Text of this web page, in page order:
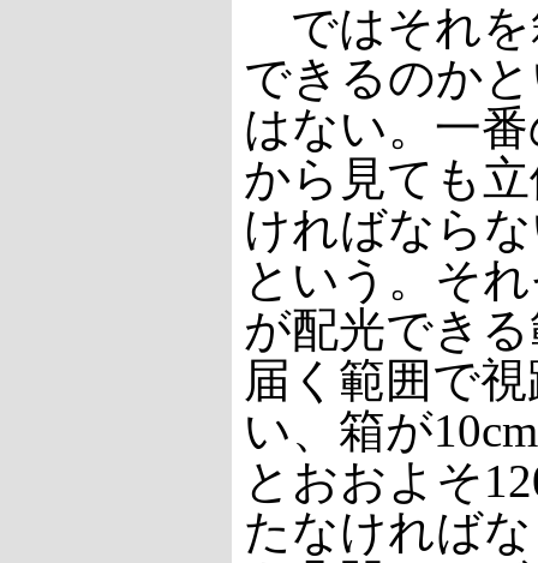
ではそれを
できるのか
はない。一
から見ても
ければなら
という。そ
が配光でき
届く範囲で
い、箱が
とおおよそ
たなければ